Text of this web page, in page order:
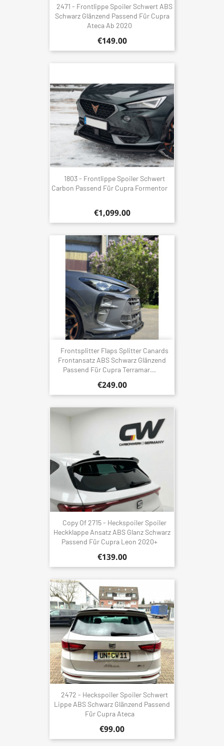
2471 - Frontlippe Spoiler Schwert ABS
Schwarz Glänzend Passend Für Cupra
Ateca Ab 2020
€149.00
1803 - Frontlippe Spoiler Schwert
Carbon Passend Für Cupra Formentor
€1,099.00
Frontsplitter Flaps Splitter Canards
Frontansatz ABS Schwarz Glänzend
Passend Für Cupra Terramar...
€249.00
Copy Of 2715 - Heckspoiler Spoiler
Heckklappe Ansatz ABS Glanz Schwarz
Passend Für Cupra Leon 2020+
€139.00
2472 - Heckspoiler Spoiler Schwert
Lippe ABS Schwarz Glänzend Passend
Für Cupra Ateca
€99.00